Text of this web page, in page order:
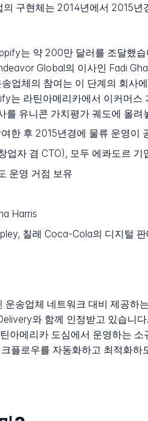
구현체는 2014년에서 2015
는 약 200만 달러를 조달했
Global의 이사인 Fadi
업체의 참여는 이 단계의 회사
는 라틴아메리카에서 이커머스
유니콘 가치평가 궤도에 올
한 후 2015년경에 물류 운영이
업자 겸 CTO), 모두 에콰도르 기
운영 거점 보유
Harris
칠레 Coca-Cola의 디지털 판
송업체 네트워크 대비 제공하
와 함께 인정받고 있습니
아메리카 도심에서 운영하는
플로우를 자동화하고 최적화